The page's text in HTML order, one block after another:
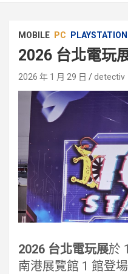
MOBILE PC PLAYSTATION
2026 台北電玩
2026 年 1 月 29 日 detectiv
2026 台北電玩展於
南港展覽館 1 館登